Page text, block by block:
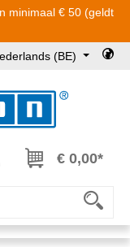
minimaal € 50 (geldt
(BE)
0 items op je€ 0,00*